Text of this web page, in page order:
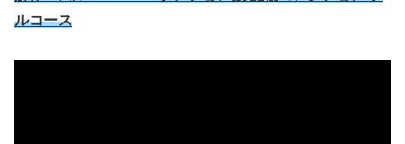
ルコース